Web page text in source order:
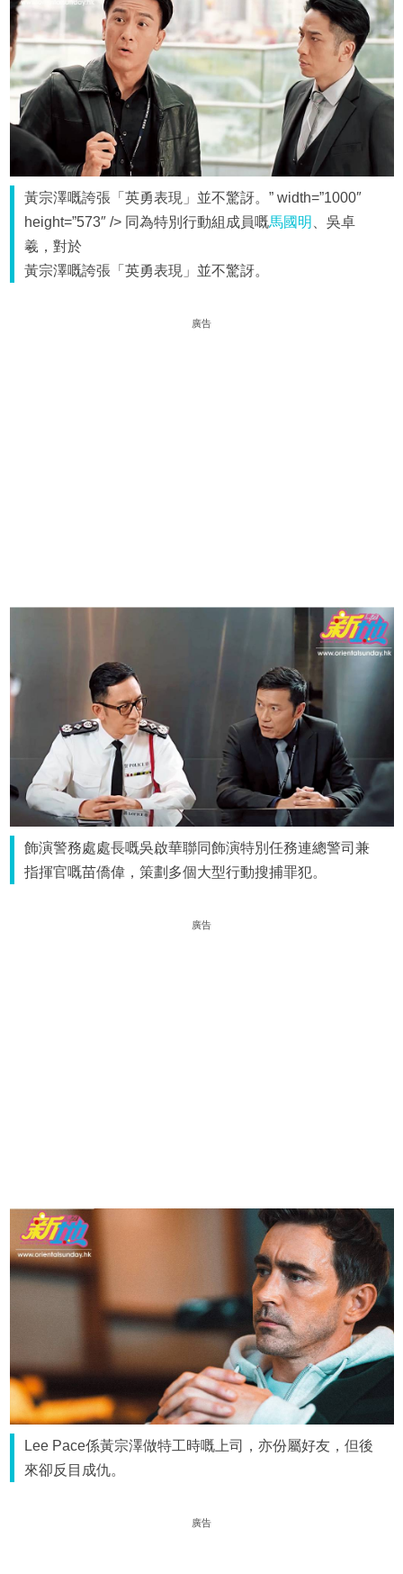
黃宗澤嘅誇張「英勇表現」並不驚訝。” width=”1000″
height=”573″ /> 同為特別行動組成員嘅馬國明
、吳卓
羲，對於
黃宗澤嘅誇張「英勇表現」並不驚訝。
廣告
飾演警務處處長嘅吳啟華聯同飾演特別任務連總警司兼
指揮官嘅苗僑偉，策劃多個大型行動搜捕罪犯。
廣告
Lee Pace係黃宗澤做特工時嘅上司，亦份屬好友，但後
來卻反目成仇。
廣告